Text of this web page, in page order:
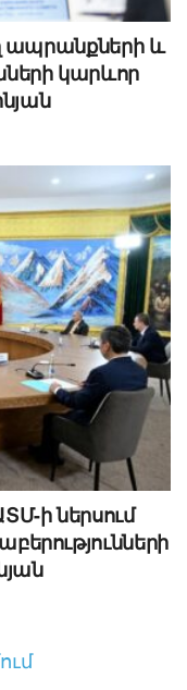
ապրանքների և
կարևոր
ի ներսում